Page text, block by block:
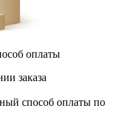
оплаты
заказа
способ оплаты по